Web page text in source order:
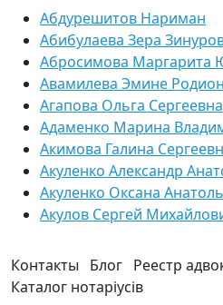
Абдурешитов Нариман
Абибулаева Зера
Абросимова Маргарита
Авамилева Эмине
Агапова Ольга Сергеевна
Адаменко Марина
Акимова Галина
Акуленко Александр
Акуленко Оксана
Акулов Сергей
Контакты Блог Реестр
Каталог нотаріусів